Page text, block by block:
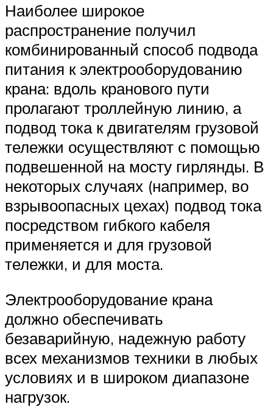
Наиболее широкое
распространение получил
комбинированный способ подвода
питания к электрооборудованию
крана: вдоль кранового пути
пролагают троллейную линию, а
подвод тока к двигателям грузовой
тележки осуществляют с помощью
подвешенной на мосту гирлянды. В
некоторых случаях (например, во
взрывоопасных цехах) подвод тока
посредством гибкого кабеля
применяется и для грузовой
тележки, и для моста.
Электрооборудование крана
должно обеспечивать
безаварийную, надежную работу
всех механизмов техники в любых
условиях и в широком диапазоне
нагрузок.